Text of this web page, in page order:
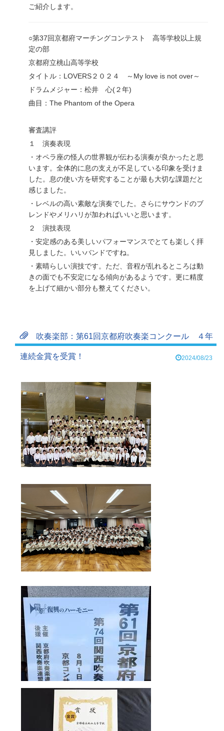
ご紹介します。
○第37回京都府マーチングコンテスト 高等学校以上規
定の部
京都府立桃山高等学校
タイトル：LOVERS２０２４ ～My love is not over～
ドラムメジャー：松井 心(２年)
曲目：The Phantom of the Opera
審査講評
１ 演奏表現
・オペラ座の怪人の世界観が伝わる演奏が良かったと思
います。全体的に息の支えが不足している印象を受けま
した。息の使い方を研究することが最も大切な課題だと
感じました。
・レベルの高い素敵な演奏でした。さらにサウンドのブ
レンドやメリハリが加わればいいと思います。
２ 演技表現
・安定感のある美しいパフォーマンスでとても楽しく拝
見しました。いいバンドですね。
・素晴らしい演技です。ただ、音程が乱れるところは動
きの面でも不安定になる傾向があるようです。更に精度
を上げて細かい部分も整えてください。
吹奏楽部：第61回京都府吹奏楽コンクール ４年
連続金賞を受賞！ 2024/08/23